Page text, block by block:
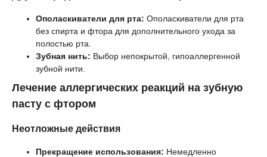
Ополаскиватели для рта: Ополаскиватели для рта
без спирта и фтора для дополнительного ухода за
полостью рта.
Зубная нить: Выбор непокрытой, гипоаллергенной
зубной нити.
Лечение аллергических реакций на зубную
пасту с фтором
Неотложные действия
Прекращение использования: Немедленно